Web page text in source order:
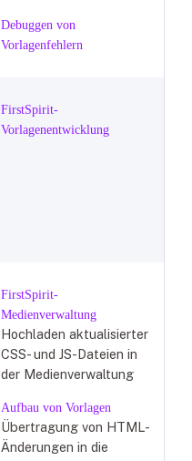
Debuggen von
Vorlagenfehlern
FirstSpirit-
Vorlagenentwicklung
FirstSpirit-
Medienverwaltung
Hochladen aktualisierter
CSS- und JS-Dateien in
der Medienverwaltung
Aufbau von Vorlagen
Übertragung von HTML-
Änderungen in die